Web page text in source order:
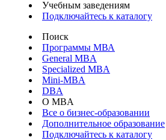
Учебным заведениям
Подключайтесь к каталогу
Поиск
Программы МВА
General MBA
Specialized MBA
Mini-MBA
DBA
О MBA
Все о бизнес-образовании
Дополнительное образование
Подключайтесь к каталогу